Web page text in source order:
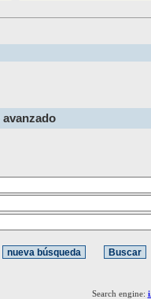
Search engine: